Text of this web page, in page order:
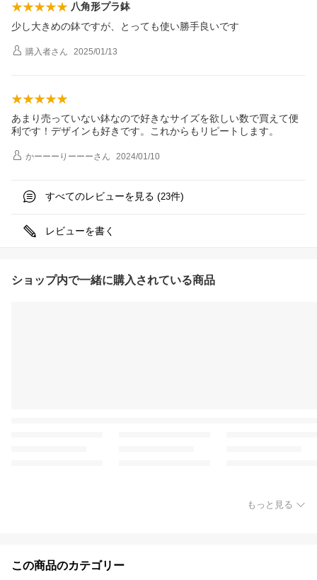
八角形プラ鉢
少し大きめの鉢ですが、とっても使い勝手良いです
購入者さん 2025/01/13
あまり売っていない鉢なので好きなサイズを欲しい数で買えて便
利です！デザインも好きです。これからもリピートします。
かーーーりーーーさん 2024/01/10
すべてのレビューを見る (23件)
レビューを書く
ショップ内で一緒に購入されている商品
もっと見る
この商品のカテゴリー